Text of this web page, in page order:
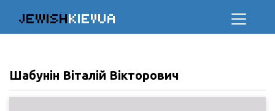
JEWISHKIEVUA
Шабунін Віталій Вікторович